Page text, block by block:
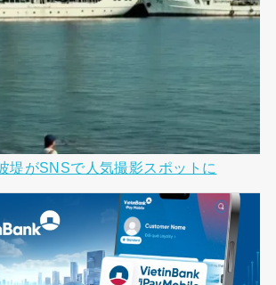
堤がSNSで人気撮影スポットに